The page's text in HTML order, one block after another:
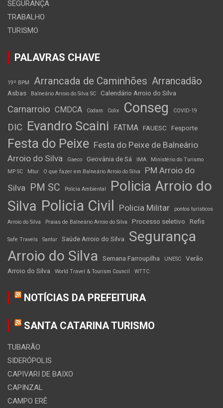
SEGURANÇA
TRABALHO
TURISMO
PALAVRAS CHAVE
19º BPM Arrancada de Caminhões Arrancadão
Asbas Balneário Arroio do Silva SC Calendário Arroio do Silva
Carnarroio CMDCA Codam Colix Conseg COVID-19
DIC Evandro Scaini FATMA FAUESC Fesporte
Festa do Peixe Festa do Peixe de Balneário
Arroio do Silva
Gaeco Geovânia de Sá IMA
Ministério do Turismo
MP SC
Mtur O que fazer em Balneário Arroio do Silva
PM Arroio do
Silva PM SC Policia Ambiental
Policia Arroio do
Silva Policia Civil Policia Militar
pontos turísticos
Arroio do Silva
Praias de Balneário Arroio do Silva Processo seletivo Refis
Safe Travels Santur Saúde Arroio do Silva
Segurança
Arroio do Silva
Semana Farroupilha UNESC
Verão
Arroio do Silva
World Travel & Tourism Council WTTC
NOTÍCIAS DA PREFEITURA
SANTA CATARINA TURISMO
TUBARÃO
SIDERÓPOLIS
CAPIVARI DE BAIXO
CAPINZAL
CAMPO ERÊ